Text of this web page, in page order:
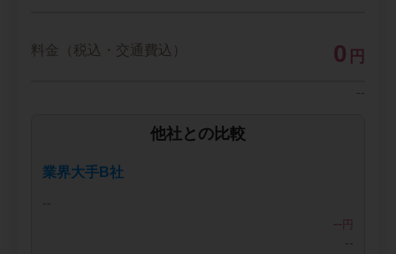
料金（税込・交通費込） 0 円
--
他社との比較
業界大手B社
--
-- 円
--